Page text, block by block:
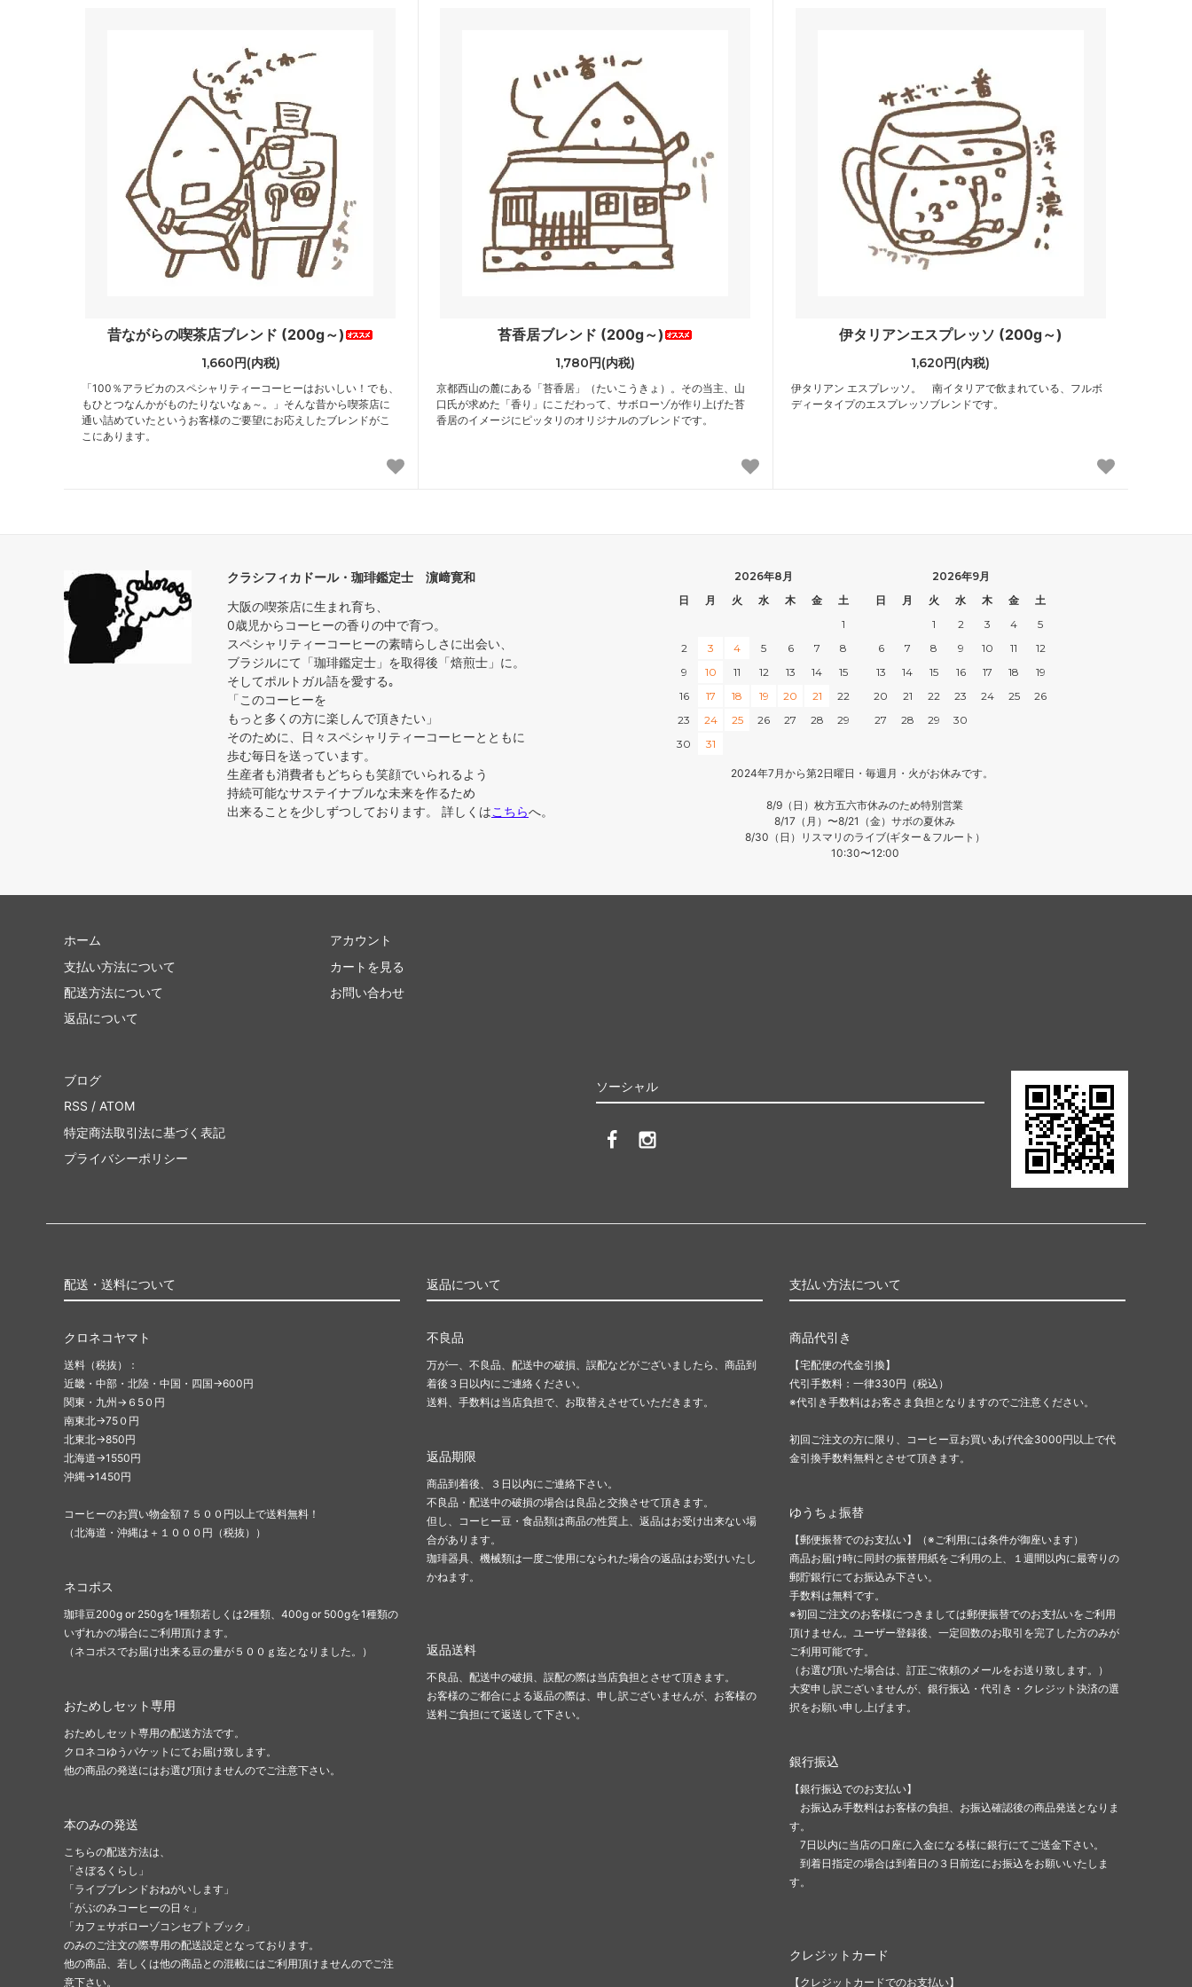
昔ながらの喫茶店ブレンド (200g～)
1,660円(内税)
「100％アラビカのスペシャリティーコーヒーはおいしい！でも、
もひとつなんかがものたりないなぁ～。」そんな昔から喫茶店に
通い詰めていたというお客様のご要望にお応えしたブレンドがこ
こにあります。
苔香居ブレンド (200g～)
1,780円(内税)
京都西山の麓にある「苔香居」（たいこうきょ）。その当主、山
口氏が求めた「香り」にこだわって、サボローゾが作り上げた苔
香居のイメージにピッタリのオリジナルのブレンドです。
伊タリアンエスプレッソ (200g～)
1,620円(内税)
伊タリアン エスプレッソ。 南イタリアで飲まれている、フルボ
ディータイプのエスプレッソブレンドです。
クラシフィカドール・珈琲鑑定士 濵﨑寛和
大阪の喫茶店に生まれ育ち、
0歳児からコーヒーの香りの中で育つ。
スペシャリティーコーヒーの素晴らしさに出会い、
ブラジルにて「珈琲鑑定士」を取得後「焙煎士」に。
そしてポルトガル語を愛する｡
「このコーヒーを
もっと多くの方に楽しんで頂きたい」
そのために、日々スペシャリティーコーヒーとともに
歩む毎日を送っています。
生産者も消費者もどちらも笑顔でいられるよう
持続可能なサステイナブルな未来を作るため
出来ることを少しずつしております。 詳しくはこちらへ。
2026年8月
日
月 火 水 木 金
土
1
2
3 4 5 6 7
8
9
10 11 12 13 14
15
16
17 18 19 20 21
22
23
24 25 26 27 28
29
30
31
2026年9月
日
月 火 水 木 金
土
1
2 3 4
5
6
7 8 9 10 11
12
13
14 15 16 17 18
19
20
21 22 23 24 25
26
27
28 29 30
2024年7月から第2日曜日・毎週月・火がお休みです。
8/9（日）枚方五六市休みのため特別営業
8/17（月）〜8/21（金）サボの夏休み
8/30（日）リスマリのライブ(ギター＆フルート）
10:30〜12:00
ホーム
支払い方法について
配送方法について
返品について
アカウント
カートを見る
お問い合わせ
ソーシャル
ブログ
RSS / ATOM
特定商法取引法に基づく表記
プライバシーポリシー
配送・送料について
クロネコヤマト
送料（税抜）：
近畿・中部・北陸・中国・四国→600円
関東・九州→６5０円
南東北→75０円
北東北→850円
北海道→1550円
沖縄→1450円
コーヒーのお買い物金額７５００円以上で送料無料！
（北海道・沖縄は＋１０００円（税抜））
ネコポス
珈琲豆200g or 250gを1種類若しくは2種類、400g or 500gを1種類の
いずれかの場合にご利用頂けます。
（ネコポスでお届け出来る豆の量が５００ｇ迄となりました。）
おためしセット専用
おためしセット専用の配送方法です。
クロネコゆうパケットにてお届け致します。
他の商品の発送にはお選び頂けませんのでご注意下さい。
本のみの発送
こちらの配送方法は、
「さぼるくらし」
「ライブブレンドおねがいします」
「がぶのみコーヒーの日々」
「カフェサボローゾコンセプトブック」
のみのご注文の際専用の配送設定となっております。
他の商品、若しくは他の商品との混載にはご利用頂けませんのでご注
意下さい。
返品について
不良品
万が一、不良品、配送中の破損、誤配などがございましたら、商品到
着後３日以内にご連絡ください。
送料、手数料は当店負担で、お取替えさせていただきます。
返品期限
商品到着後、３日以内にご連絡下さい。
不良品・配送中の破損の場合は良品と交換させて頂きます。
但し、コーヒー豆・食品類は商品の性質上、返品はお受け出来ない場
合があります。
珈琲器具、機械類は一度ご使用になられた場合の返品はお受けいたし
かねます。
返品送料
不良品、配送中の破損、誤配の際は当店負担とさせて頂きます。
お客様のご都合による返品の際は、申し訳ございませんが、お客様の
送料ご負担にて返送して下さい。
支払い方法について
商品代引き
【宅配便の代金引換】
代引手数料：一律330円（税込）
※代引き手数料はお客さま負担となりますのでご注意ください。
初回ご注文の方に限り、コーヒー豆お買いあげ代金3000円以上で代
金引換手数料無料とさせて頂きます。
ゆうちょ振替
【郵便振替でのお支払い】（※ご利用には条件が御座います）
商品お届け時に同封の振替用紙をご利用の上、１週間以内に最寄りの
郵貯銀行にてお振込み下さい。
手数料は無料です。
※初回ご注文のお客様につきましては郵便振替でのお支払いをご利用
頂けません。ユーザー登録後、一定回数のお取引を完了した方のみが
ご利用可能です。
（お選び頂いた場合は、訂正ご依頼のメールをお送り致します。）
大変申し訳ございませんが、銀行振込・代引き・クレジット決済の選
択をお願い申し上げます。
銀行振込
【銀行振込でのお支払い】
お振込み手数料はお客様の負担、お振込確認後の商品発送となりま
す。
7日以内に当店の口座に入金になる様に銀行にてご送金下さい。
到着日指定の場合は到着日の３日前迄にお振込をお願いいたしま
す。
クレジットカード
【クレジットカードでのお支払い】